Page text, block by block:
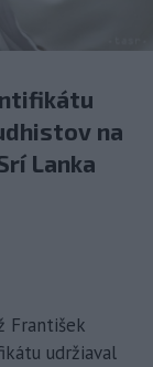
na
Lanka
František
udržiaval